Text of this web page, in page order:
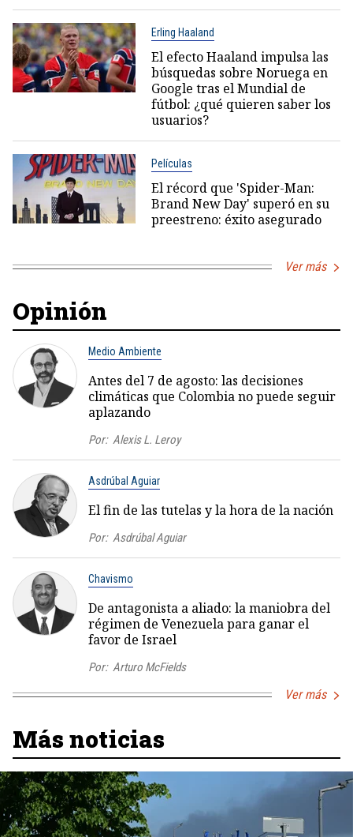
Erling Haaland
El efecto Haaland impulsa las
búsquedas sobre Noruega en
Google tras el Mundial de
fútbol: ¿qué quieren saber los
usuarios?
Películas
El récord que 'Spider-Man:
Brand New Day' superó en su
preestreno: éxito asegurado
Ver más
Opinión
Medio Ambiente
Antes del 7 de agosto: las decisiones
climáticas que Colombia no puede seguir
aplazando
Por: Alexis L. Leroy
Asdrúbal Aguiar
El fin de las tutelas y la hora de la nación
Por: Asdrúbal Aguiar
Chavismo
De antagonista a aliado: la maniobra del
régimen de Venezuela para ganar el
favor de Israel
Por: Arturo McFields
Ver más
Más noticias